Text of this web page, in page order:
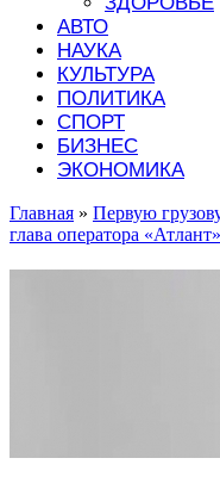
АВТО
НАУКА
КУЛЬТУРА
ПОЛИТИКА
СПОРТ
БИЗНЕС
ЭКОНОМИКА
Главная » Первую
глава оператора